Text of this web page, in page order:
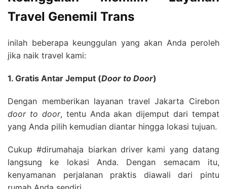
Travel Genemil Trans
inilah beberapa keunggulan yang akan Anda peroleh
jika naik travel kami:
1. Gratis Antar Jemput (Door to Door)
Dengan memberikan layanan travel Jakarta Cirebon
door to door, tentu Anda akan dijemput dari tempat
yang Anda pilih kemudian diantar hingga lokasi tujuan.
Cukup #dirumahaja biarkan driver kami yang datang
langsung ke lokasi Anda. Dengan semacam itu,
kenyamanan perjalanan praktis diawali dari pintu